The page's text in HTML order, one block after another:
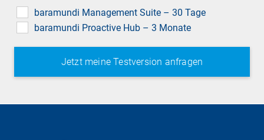
baramundi Management Suite – 30 Tage
baramundi Proactive Hub – 3 Monate